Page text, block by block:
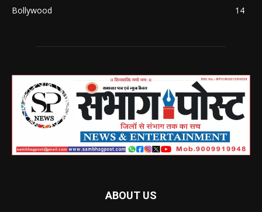
Bollywood
14
ABOUT US